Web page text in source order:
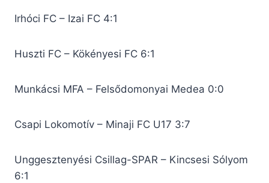
Irhóci FC – Izai FC 4:1
Huszti FC – Kökényesi FC 6:1
Munkácsi MFA – Felsődomonyai Medea 0:0
Csapi Lokomotív – Minaji FC U17 3:7
Unggesztenyési Csillag-SPAR – Kincsesi Sólyom
6:1